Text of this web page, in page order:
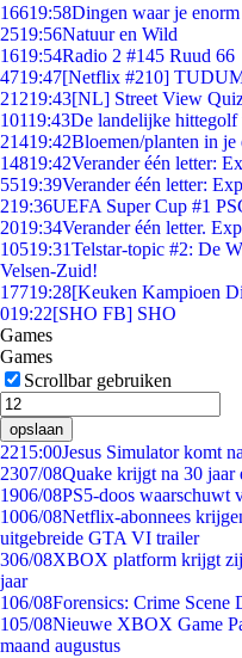
16619:58Dingen waar je
2519:56Natuur en Wild
1619:54Radio 2 #145 Ruud 66
4719:47[Netflix #210]
21219:43[NL] Street View
10119:43De landelijke hittegolf
21419:42Bloemen/planten in
14819:42Verander één letter:
5519:39Verander één letter:
219:36UEFA Super Cup #1
2019:34Verander één letter.
10519:31Telstar-topic #2: De
Velsen-Zuid!
17719:28[Keuken Kampioen
019:22[SHO FB] SHO
Games
Games
Scrollbar gebruiken
opslaan
2215:00Jesus Simulator komt
2307/08Quake krijgt na 30 jaar
1906/08PS5-doos waarschuwt
1006/08Netflix-abonnees
uitgebreide GTA VI trailer
306/08XBOX platform krijgt
jaar
106/08Forensics: Crime Scene
105/08Nieuwe XBOX Game
maand augustus